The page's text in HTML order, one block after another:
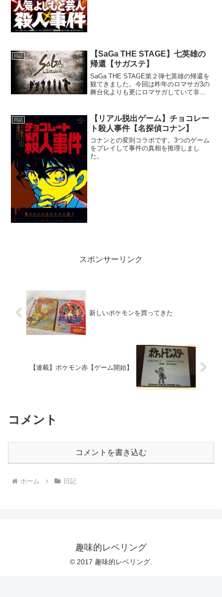
日記
【SaGa THE STAGE】七英雄の
帰還【サガステ】
SaGa THE STAGE第２弾七英雄の帰還を
観てきました。今回は昨年のロマサガ3の
舞台化よりも更にロマサガしていて非常
日記
【リアル脱出ゲーム】チョコレー
ト殺人事件【名探偵コナン】
コナンとの変則コラボです。3つのゲーム
をプレイして事件の真相を推理しまし
た。
スポンサーリンク
新しいポケモンを買ってきた
【連載】ポケモン赤【ゲーム開始】
コメント
コメントを書き込む
ホーム 日記
趣味的レベリング
© 2017 趣味的レベリング.